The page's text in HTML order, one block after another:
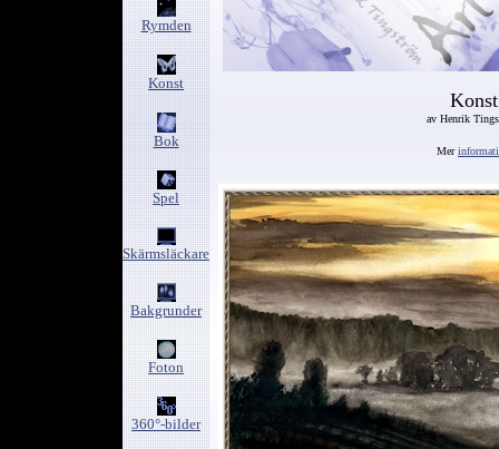
Rymden
Konst
Bok
Spel
Skärmsläckare
Bakgrunder
Foton
360°-bilder
Konst
av Henrik
Mer